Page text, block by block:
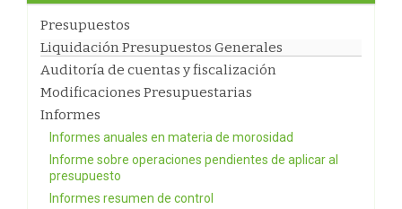
Presupuestos
Liquidación Presupuestos Generales
Auditoría de cuentas y fiscalización
Modificaciones Presupuestarias
Informes
Informes anuales en materia de morosidad
Informe sobre operaciones pendientes de aplicar al
presupuesto
Informes resumen de control